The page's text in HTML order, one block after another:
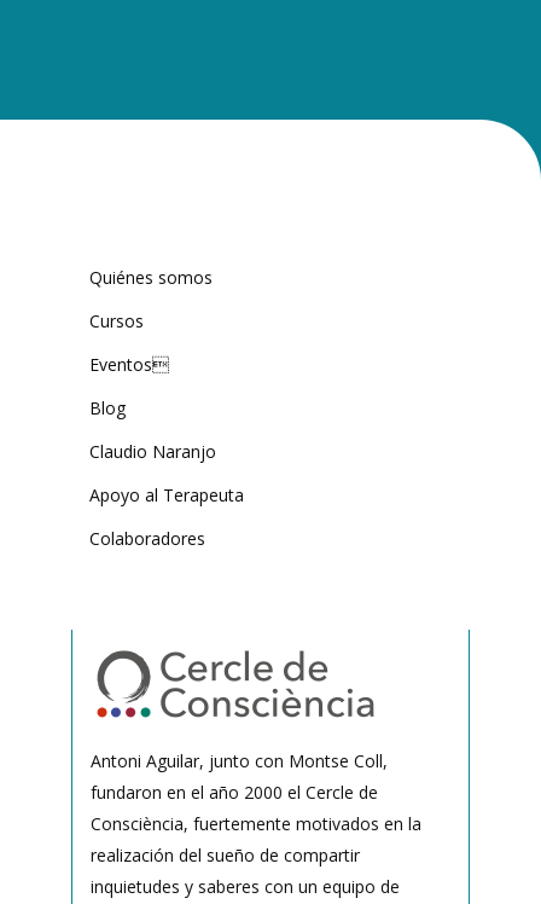
Quiénes somos
Cursos
Eventos
Blog
Claudio Naranjo
Apoyo al Terapeuta
Colaboradores
Antoni Aguilar, junto con Montse Coll,
fundaron en el año 2000 el Cercle de
Consciència, fuertemente motivados en la
realización del sueño de compartir
inquietudes y saberes con un equipo de